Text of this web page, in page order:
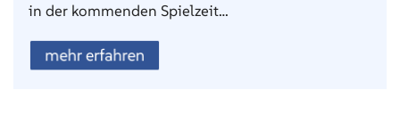
in der kommenden Spielzeit…
mehr erfahren